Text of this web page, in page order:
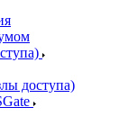
доступа)